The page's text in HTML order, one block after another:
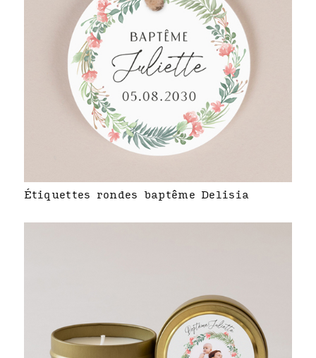
Étiquettes rondes baptême Delisia